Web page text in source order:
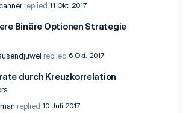
11 Okt. 2017
Binäre Optionen Strategie
6 Okt. 2017
durch Kreuzkorrelation
10 Juli 2017